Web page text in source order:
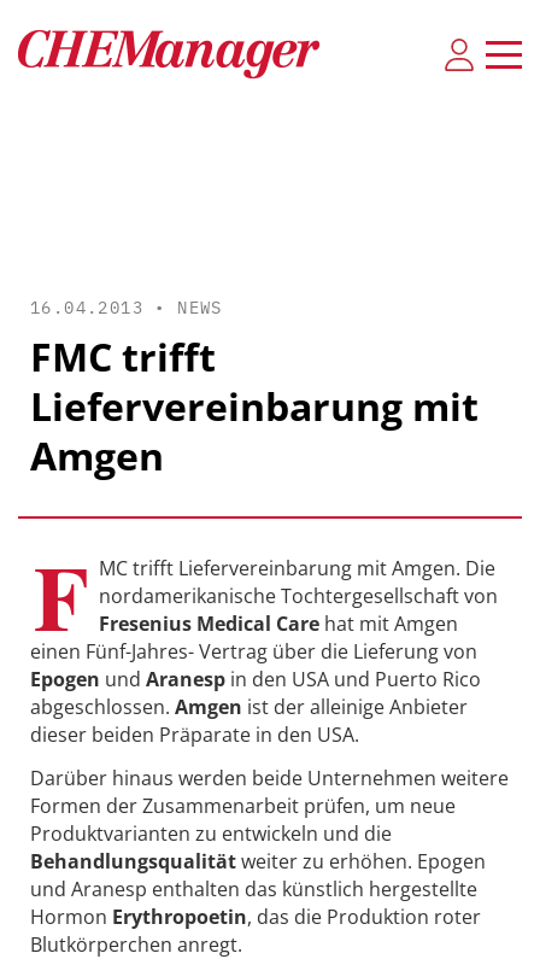
16.04.2013 • NEWS
FMC trifft
Liefervereinbarung mit
Amgen
F MC trifft Liefervereinbarung mit Amgen. Die
nordamerikanische Tochtergesellschaft von
Fresenius Medical Care hat mit Amgen
einen Fünf-Jahres- Vertrag über die Lieferung von
Epogen und Aranesp in den USA und Puerto Rico
abgeschlossen. Amgen ist der alleinige Anbieter
dieser beiden Präparate in den USA.
Darüber hinaus werden beide Unternehmen weitere
Formen der Zusammenarbeit prüfen, um neue
Produktvarianten zu entwickeln und die
Behandlungsqualitätweiter zu erhöhen. Epogen
und Aranesp enthalten das künstlich hergestellte
Hormon Erythropoetin, das die Produktion roter
Blutkörperchen anregt.